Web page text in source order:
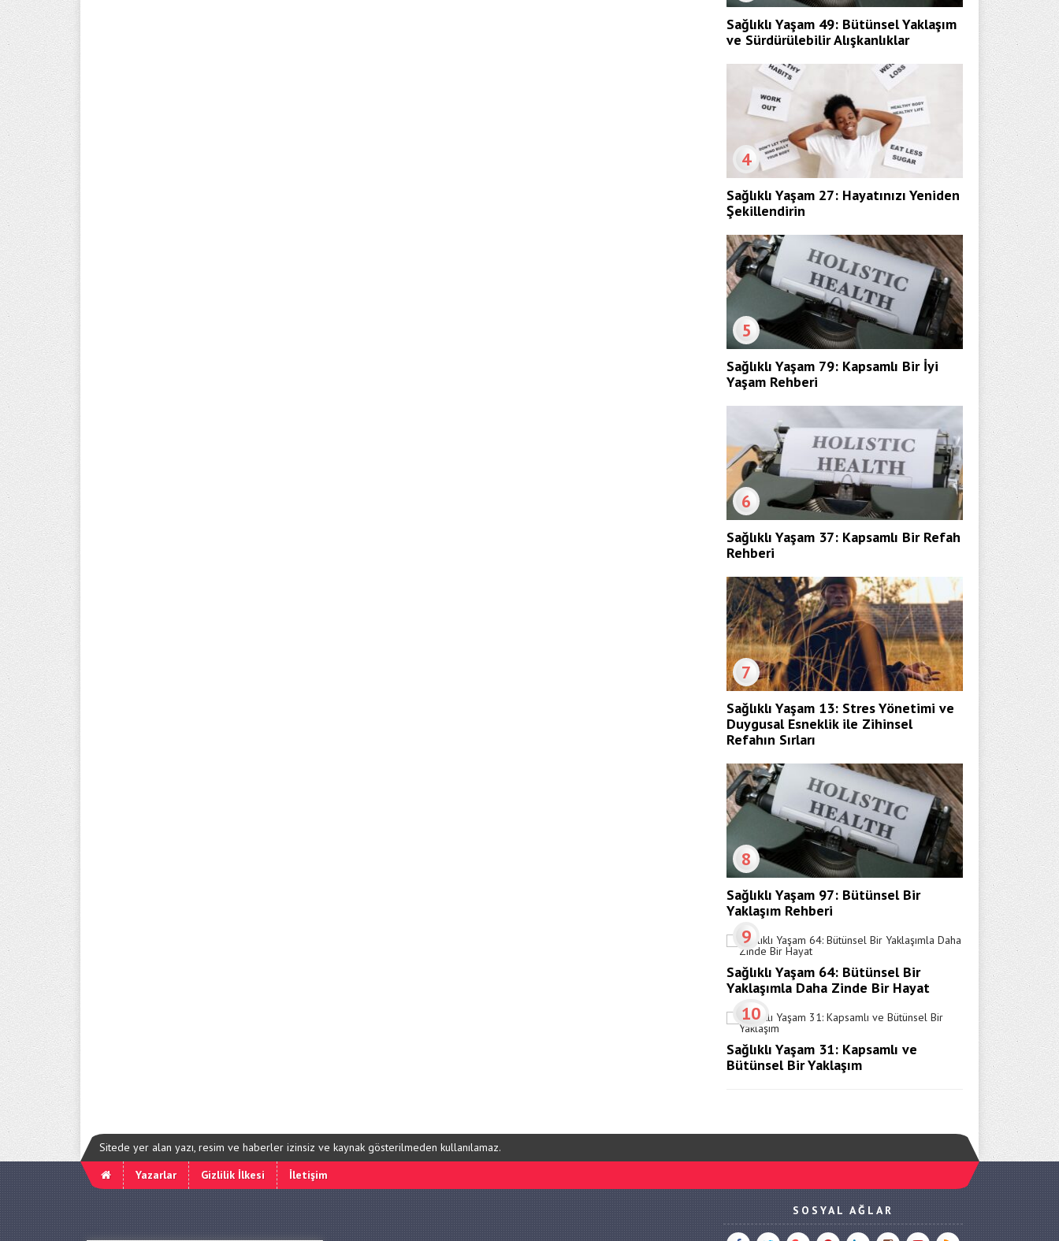
Sağlıklı Yaşam 49: Bütünsel Yaklaşım
ve Sürdürülebilir Alışkanlıklar
4
Sağlıklı Yaşam 27: Hayatınızı Yeniden
Şekillendirin
5
Sağlıklı Yaşam 79: Kapsamlı Bir İyi
Yaşam Rehberi
6
Sağlıklı Yaşam 37: Kapsamlı Bir Refah
Rehberi
7
Sağlıklı Yaşam 13: Stres Yönetimi ve
Duygusal Esneklik ile Zihinsel
Refahın Sırları
8
Sağlıklı Yaşam 97: Bütünsel Bir
Yaklaşım Rehberi
9
Sağlıklı Yaşam 64: Bütünsel Bir
Yaklaşımla Daha Zinde Bir Hayat
10
Sağlıklı Yaşam 31: Kapsamlı ve
Bütünsel Bir Yaklaşım
Sitede yer alan yazı, resim ve haberler izinsiz ve kaynak gösterilmeden kullanılamaz.
Yazarlar
Gizlilik İlkesi İletişim
SOSYAL AĞLAR